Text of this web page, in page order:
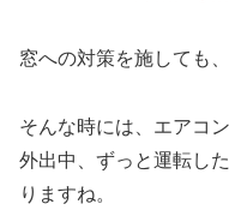
窓への対策を施しても
そんな時には、エアコ
外出中、ずっと運転し
りますね。